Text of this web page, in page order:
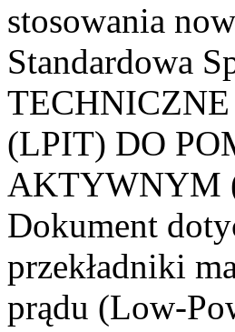
stosowania
Standardowa
(LPIT) DO
AKTYWNYM
Dokument
przekładniki
prądu (Low-